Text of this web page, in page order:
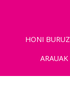
HONI BURUZ
ARAUAK